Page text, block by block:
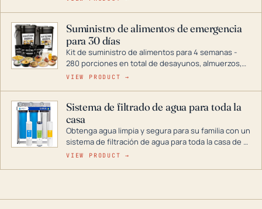
combustible dual, con una gama completa que
abarca desde inversores digitales hasta
generadores que pueden alimentar toda su casa.
Suministro de alimentos de emergencia
para 30 días
Kit de suministro de alimentos para 4 semanas -
280 porciones en total de desayunos, almuerzos,
cenas y postres. Se puede almacenar durante
VIEW PRODUCT →
Sistema de filtrado de agua para toda la
casa
Obtenga agua limpia y segura para su familia con un
sistema de filtración de agua para toda la casa de 3
etapas. La tecnología avanzada de este filtro
en situaciones de emergencia.
VIEW PRODUCT →